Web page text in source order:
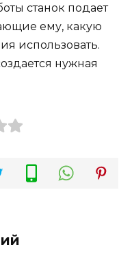
станок подает
ему, какую
использовать.
нужная